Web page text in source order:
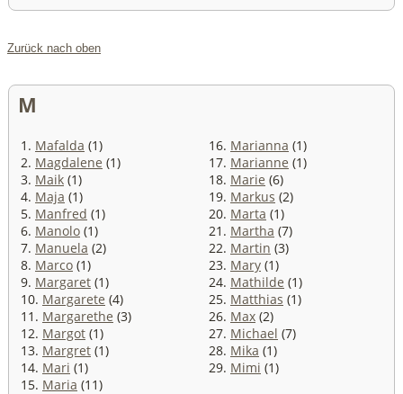
Zurück nach oben
M
1. Mafalda (1)
2. Magdalene (1)
3. Maik (1)
4. Maja (1)
5. Manfred (1)
6. Manolo (1)
7. Manuela (2)
8. Marco (1)
9. Margaret (1)
10. Margarete (4)
11. Margarethe (3)
12. Margot (1)
13. Margret (1)
14. Mari (1)
15. Maria (11)
16. Marianna (1)
17. Marianne (1)
18. Marie (6)
19. Markus (2)
20. Marta (1)
21. Martha (7)
22. Martin (3)
23. Mary (1)
24. Mathilde (1)
25. Matthias (1)
26. Max (2)
27. Michael (7)
28. Mika (1)
29. Mimi (1)